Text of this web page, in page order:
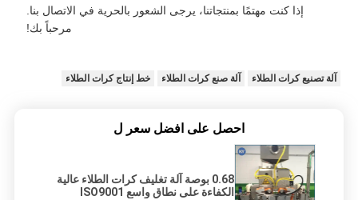
إذا كنت مهتمًا بمنتجاتنا، يرجى الشعور بالحرية في الاتصال بنا.
مرحباً بك!
آلة تصنيع كرات الطلاء آلة صنع كرات الطلاء خط إنتاج كرات الطلاء
احصل على افضل سعر ل
0.68 بوصة آلة تغليف كرات الطلاء عالية
الكفاءة على نطاق واسع ISO9001